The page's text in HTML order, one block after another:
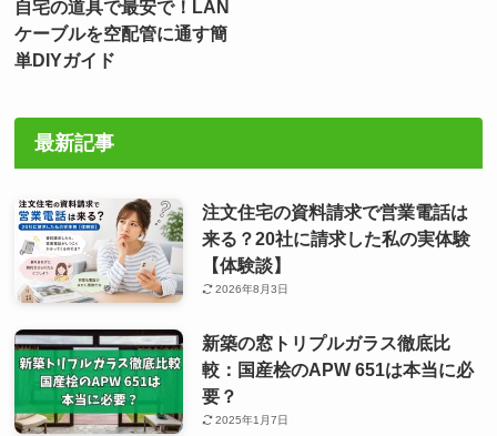
自宅の道具で最安で！LAN
ケーブルを空配管に通す簡
単DIYガイド
最新記事
注文住宅の資料請求で営業電話は
来る？20社に請求した私の実体験
【体験談】
2026年8月3日
新築の窓トリプルガラス徹底比
較：国産桧のAPW 651は本当に必
要？
2025年1月7日